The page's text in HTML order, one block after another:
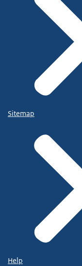
Sitemap
Help